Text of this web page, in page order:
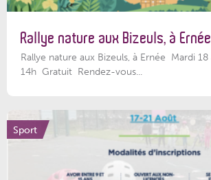
Rallye nature aux Bizeuls, à Ernée
Rallye nature aux Bizeuls, à Ernée Mardi
14h Gratuit Rendez-vous...
Sport